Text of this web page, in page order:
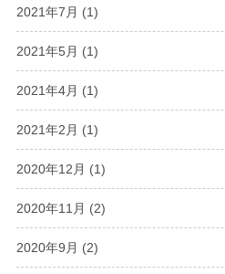
2021年7月 (1)
2021年5月 (1)
2021年4月 (1)
2021年2月 (1)
2020年12月 (1)
2020年11月 (2)
2020年9月 (2)